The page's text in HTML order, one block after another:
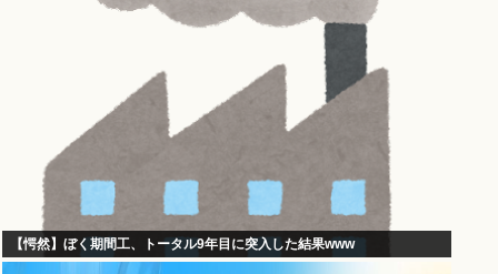
【愕然】ぼく期間工、トータル9年目に突入した結果www